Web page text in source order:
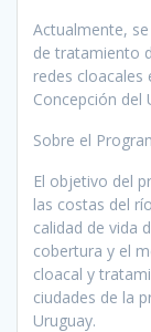
Actualmente,
de tratamiento
redes cloacales
Concepción del
Sobre el
El objetivo del
las costas del
calidad de vida
cobertura y el
cloacal y
ciudades de la
Uruguay.